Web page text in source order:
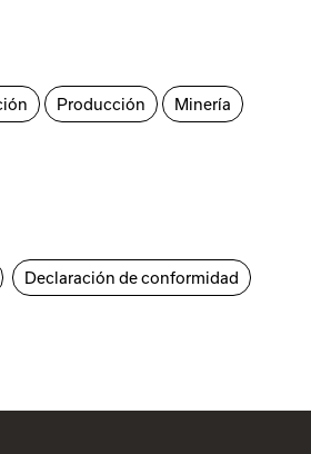
Producción Minería
Declaración de conformidad